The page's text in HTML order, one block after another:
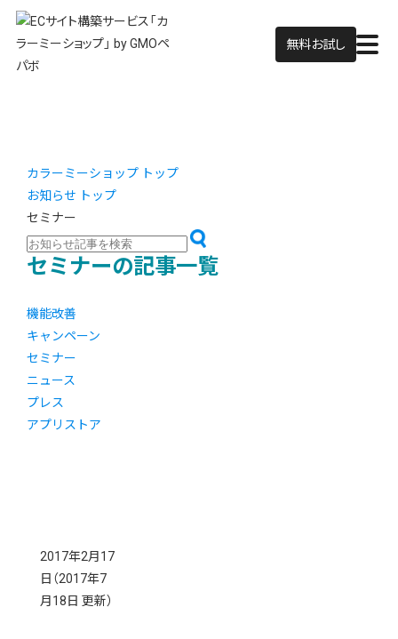
無料お試し
カラーミーショップ トップ
お知らせ トップ
セミナー
セミナーの記事一覧
機能改善
キャンペーン
セミナー
ニュース
プレス
アプリストア
2017年2月17
日 （2017年7
月18日 更新）